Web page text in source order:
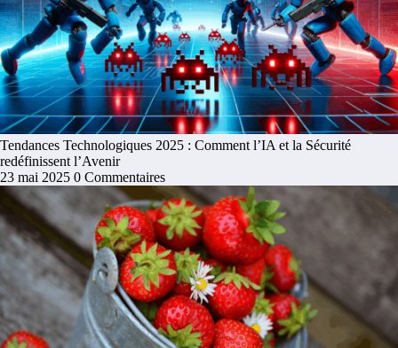
Tendances Technologiques 2025 : Comment l’IA et la Sécurité
redéfinissent l’Avenir
23 mai 2025 0 Commentaires